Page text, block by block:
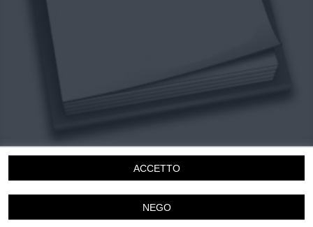
ACCETTO
NEGO
“Fuori la guerra dalla storia – l’eredità di Lidia
Menapace”
Domenica 7 Giugno 2026